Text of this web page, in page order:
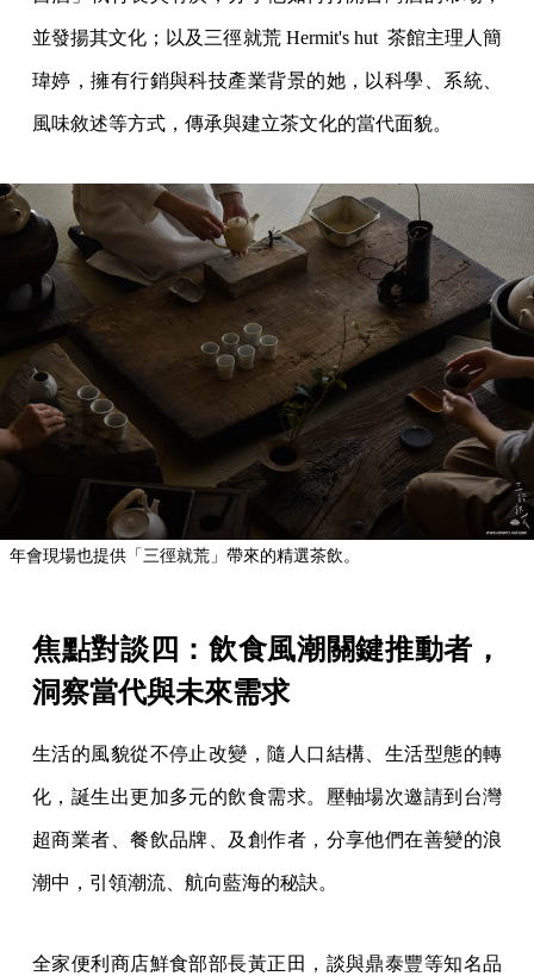
並發揚其文化；以及三徑就荒 Hermit's hut 茶館主理人簡
瑋婷，擁有行銷與科技產業背景的她，以科學、系統、
風味敘述等方式，傳承與建立茶文化的當代面貌。
年會現場也提供「三徑就荒」帶來的精選茶飲。
焦點對談四：飲食風潮關鍵推動者，
洞察當代與未來需求
生活的風貌從不停止改變，隨人口結構、生活型態的轉
化，誕生出更加多元的飲食需求。壓軸場次邀請到台灣
超商業者、餐飲品牌、及創作者，分享他們在善變的浪
潮中，引領潮流、航向藍海的秘訣。
全家便利商店鮮食部部長黃正田，談與鼎泰豐等知名品